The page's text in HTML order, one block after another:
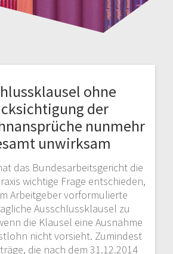
ohne
der
nunmehr
unwirksam
das Bundesarbeitsgericht die
wichtige Frage entschieden,
Arbeitgeber vorformulierte
Ausschlussklausel zu
die Klausel eine Ausnahme
nicht vorsieht. Zumindest
die nach dem 31.12.2014